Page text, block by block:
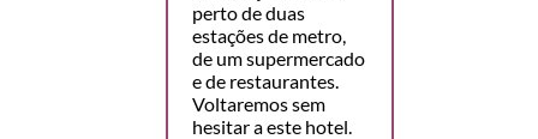
perto de duas
estações de metro,
de um supermercado
e de restaurantes.
Voltaremos sem
hesitar a este hotel.